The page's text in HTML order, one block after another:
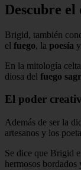
Descubre
Brigid, también
el fuego, la poesía
En la mitología
diosa del fuego
El poder
Además de ser la
artesanos y los
Se dice que Brigid
hermosos bordados